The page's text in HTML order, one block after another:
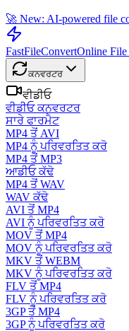
🚀 New: AI-powered file
FastFileConvertOnline File
ਕਨਵਰਟਰ
ਵੀਡੀਓ
ਵੀਡੀਓ ਕਨਵਰਟਰ
ਸਾਰੇ ਫਾਰਮੈਟ
MP4 ਤੋਂ AVI
MP4 ਨੂੰ ਪਰਿਵਰਤਿਤ ਕਰੋ
MP4 ਤੋਂ MP3
ਆਡੀਓ ਕੱਢੋ
MP4 ਤੋਂ WAV
WAV ਕੱਢੋ
AVI ਤੋਂ MP4
AVI ਨੂੰ ਪਰਿਵਰਤਿਤ ਕਰੋ
MOV ਤੋਂ MP4
MOV ਨੂੰ ਪਰਿਵਰਤਿਤ ਕਰੋ
MKV ਤੋਂ WEBM
MKV ਨੂੰ ਪਰਿਵਰਤਿਤ ਕਰੋ
FLV ਤੋਂ MP4
FLV ਨੂੰ ਪਰਿਵਰਤਿਤ ਕਰੋ
3GP ਤੋਂ MP4
3GP ਨੂੰ ਪਰਿਵਰਤਿਤ ਕਰੋ